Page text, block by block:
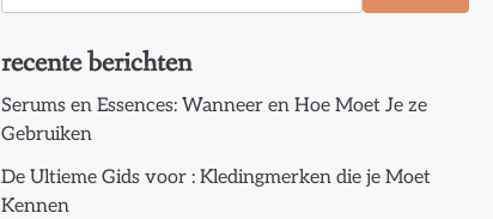
recente berichten
Serums en Essences: Wanneer en Hoe Moet Je ze
Gebruiken
De Ultieme Gids voor : Kledingmerken die je Moet
Kennen